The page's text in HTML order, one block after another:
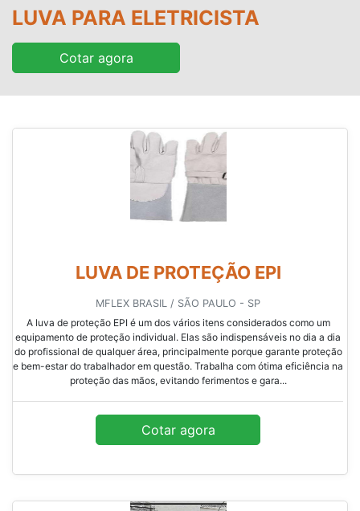
LUVA PARA ELETRICISTA
Cotar agora
LUVA DE PROTEÇÃO EPI
MFLEX BRASIL / SÃO PAULO - SP
A luva de proteção EPI é um dos vários itens considerados como um
equipamento de proteção individual. Elas são indispensáveis no dia a dia
do profissional de qualquer área, principalmente porque garante proteção
e bem-estar do trabalhador em questão. Trabalha com ótima eficiência na
proteção das mãos, evitando ferimentos e gara...
Cotar agora